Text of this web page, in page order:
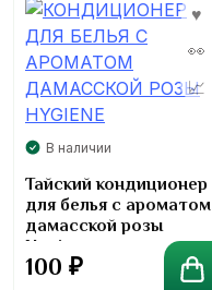
В наличии
Тайский кондиционер
для белья с ароматом
дамасской розы
Hygiene
100 ₽